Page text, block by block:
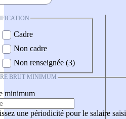
Cadre
Non cadre
Non renseignée (3)
BRUT MINIMUM
minimum
une périodicité pour le salaire saisi